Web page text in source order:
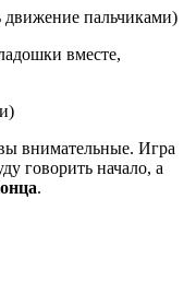
пальчиками)
вместе,
внимательные. Игра
говорить начало, а
.